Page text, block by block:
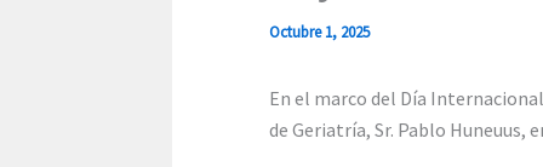
Octubre 1, 2025
En el marco del Día
de Geriatría, Sr. Pablo Huneuus,